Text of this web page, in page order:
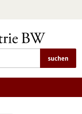
suchen